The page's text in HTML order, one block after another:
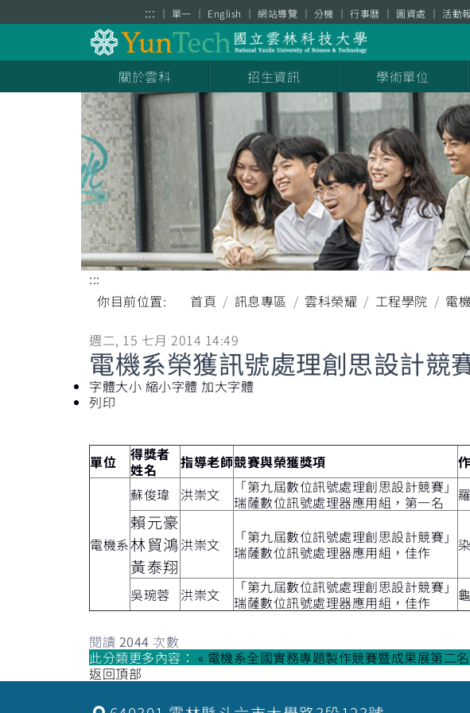
::: 單一 English 網站導覽 分機 行事曆 圖資處 活動
關於雲科 招生資訊 學術單位
:::
你目前位置:
首頁 訊息專區 雲科榮耀 工程學院 電
週二, 15 七月 2014 14:49
電機系榮獲訊號處理創思設計競
字體大小 縮小字體 加大字體
列印
單位
得獎者
姓名
指導老師競賽與榮獲獎項
電機系
蘇俊瑋 洪崇文
「第九屆數位訊號處理創思設計競賽」
瑞薩數位訊號處理器應用組，第一名
賴元豪
林貿鴻
黃泰翔
洪崇文
「第九屆數位訊號處理創思設計競賽」
瑞薩數位訊號處理器應用組，佳作
吳琬蓉 洪崇文
「第九屆數位訊號處理創思設計競賽」
瑞薩數位訊號處理器應用組，佳作
閱讀 2044 次數
此分類更多內容： « 電機系全國實務專題製作競賽暨成果展第二名
返回頂部